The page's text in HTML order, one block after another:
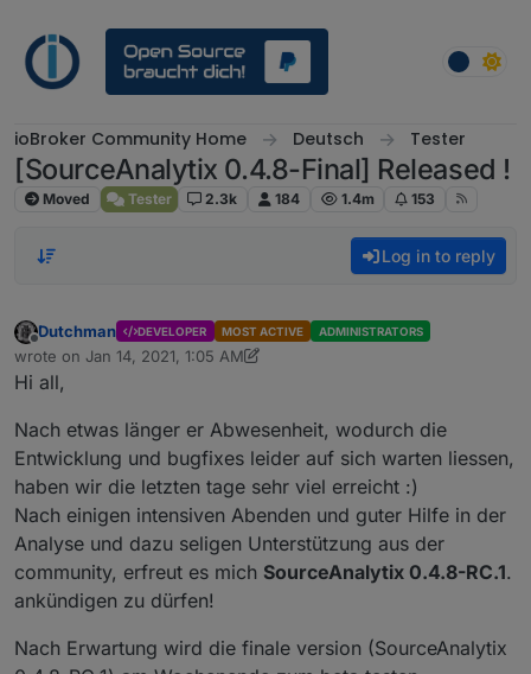
ioBroker Community Home Deutsch Tester
[SourceAnalytix 0.4.8-Final] Released !
Moved Tester 2.3k 184 1.4m 153
Log in to reply
Offline
Dutchman DEVELOPER MOST ACTIVE ADMINISTRATORS
wrote on Jan 14, 2021, 1:05 AM
last edited by DutchmanJan 20, 2021, 2:15 PM
Hi all,
Nach etwas länger er Abwesenheit, wodurch die
Entwicklung und bugfixes leider auf sich warten liessen,
haben wir die letzten tage sehr viel erreicht :)
Nach einigen intensiven Abenden und guter Hilfe in der
Analyse und dazu seligen Unterstützung aus der
community, erfreut es mich SourceAnalytix 0.4.8-RC.1.
ankündigen zu dürfen!
Nach Erwartung wird die finale version (SourceAnalytix